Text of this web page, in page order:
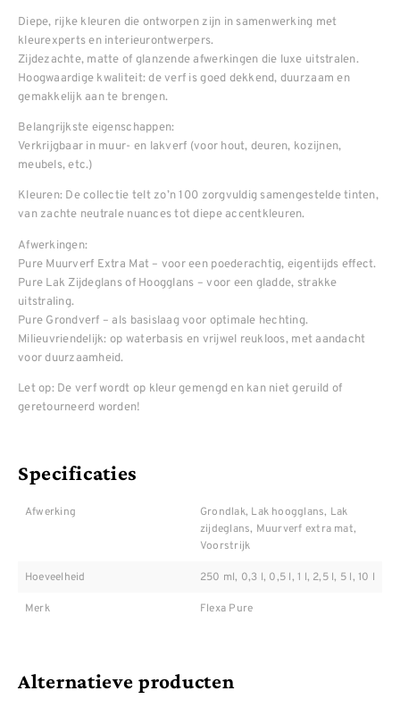
Diepe, rijke kleuren die ontworpen zijn in samenwerking met
kleurexperts en interieurontwerpers.
Zijdezachte, matte of glanzende afwerkingen die luxe uitstralen.
Hoogwaardige kwaliteit: de verf is goed dekkend, duurzaam en
gemakkelijk aan te brengen.
Belangrijkste eigenschappen:
Verkrijgbaar in muur- en lakverf (voor hout, deuren, kozijnen,
meubels, etc.)
Kleuren: De collectie telt zo’n 100 zorgvuldig samengestelde tinten,
van zachte neutrale nuances tot diepe accentkleuren.
Afwerkingen:
Pure Muurverf Extra Mat – voor een poederachtig, eigentijds effect.
Pure Lak Zijdeglans of Hoogglans – voor een gladde, strakke
uitstraling.
Pure Grondverf – als basislaag voor optimale hechting.
Milieuvriendelijk: op waterbasis en vrijwel reukloos, met aandacht
voor duurzaamheid.
Let op: De verf wordt op kleur gemengd en kan niet geruild of
geretourneerd worden!
Specificaties
Afwerking
Grondlak, Lak hoogglans, Lak
zijdeglans, Muurverf extra mat,
Voorstrijk
Hoeveelheid 250 ml, 0,3 l, 0,5 l, 1 l, 2,5 l, 5 l, 10 l
Merk Flexa Pure
Alternatieve producten